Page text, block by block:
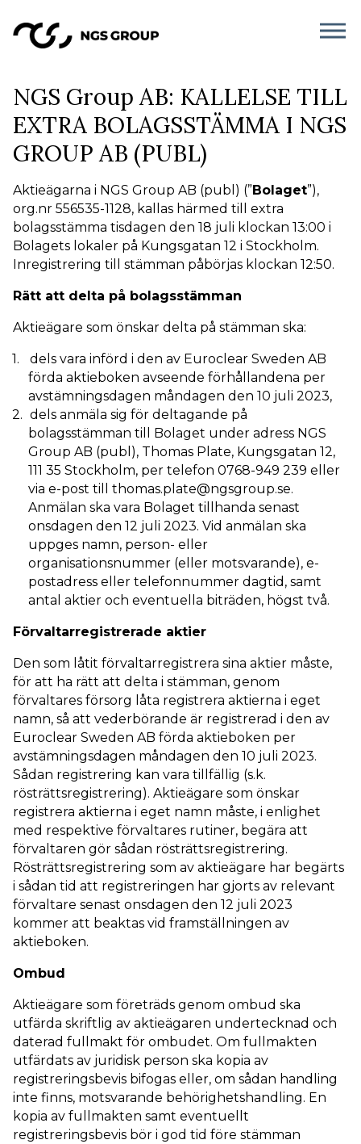
NGS Group AB: KALLELSE TILL
EXTRA BOLAGSSTÄMMA I NGS
GROUP AB (PUBL)
Aktieägarna i NGS Group AB (publ) (”Bolaget”),
org.nr 556535-1128, kallas härmed till extra
bolagsstämma tisdagen den 18 juli klockan 13:00 i
Bolagets lokaler på Kungsgatan 12 i Stockholm.
Inregistrering till stämman påbörjas klockan 12:50.
Rätt att delta på bolagsstämman
Aktieägare som önskar delta på stämman ska:
dels vara införd i den av Euroclear Sweden AB
förda aktieboken avseende förhållandena per
avstämningsdagen måndagen den 10 juli 2023,
dels anmäla sig för deltagande på
bolagsstämman till Bolaget under adress NGS
Group AB (publ), Thomas Plate, Kungsgatan 12,
111 35 Stockholm, per telefon 0768-949 239 eller
via e-post till thomas.plate@ngsgroup.se.
Anmälan ska vara Bolaget tillhanda senast
onsdagen den 12 juli 2023. Vid anmälan ska
uppges namn, person- eller
organisationsnummer (eller motsvarande), e-
postadress eller telefonnummer dagtid, samt
antal aktier och eventuella biträden, högst två.
Förvaltarregistrerade aktier
Den som låtit förvaltarregistrera sina aktier måste,
för att ha rätt att delta i stämman, genom
förvaltares försorg låta registrera aktierna i eget
namn, så att vederbörande är registrerad i den av
Euroclear Sweden AB förda aktieboken per
avstämningsdagen måndagen den 10 juli 2023.
Sådan registrering kan vara tillfällig (s.k.
rösträttsregistrering). Aktieägare som önskar
registrera aktierna i eget namn måste, i enlighet
med respektive förvaltares rutiner, begära att
förvaltaren gör sådan rösträttsregistrering.
Rösträttsregistrering som av aktieägare har begärts
i sådan tid att registreringen har gjorts av relevant
förvaltare senast onsdagen den 12 juli 2023
kommer att beaktas vid framställningen av
aktieboken.
Ombud
Aktieägare som företräds genom ombud ska
utfärda skriftlig av aktieägaren undertecknad och
daterad fullmakt för ombudet. Om fullmakten
utfärdats av juridisk person ska kopia av
registreringsbevis bifogas eller, om sådan handling
inte finns, motsvarande behörighetshandling. En
kopia av fullmakten samt eventuellt
registreringsbevis bör i god tid före stämman